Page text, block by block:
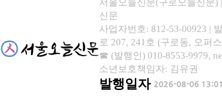
서울오늘신문(구로오늘신문)
신문
사업자번호: 812-53-00923 |
로 207, 241호 (구로동, 오퍼
☎ (발행인) 010-8553-9979,
소년보호책임자: 김유권
발행일자